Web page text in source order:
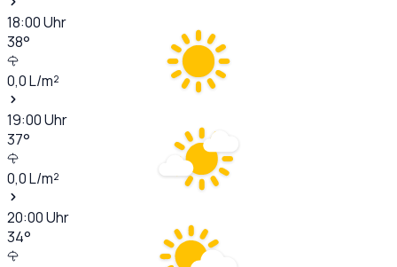
18:00Uhr
38°
0,0L/m²
19:00Uhr
37°
0,0L/m²
20:00Uhr
34°